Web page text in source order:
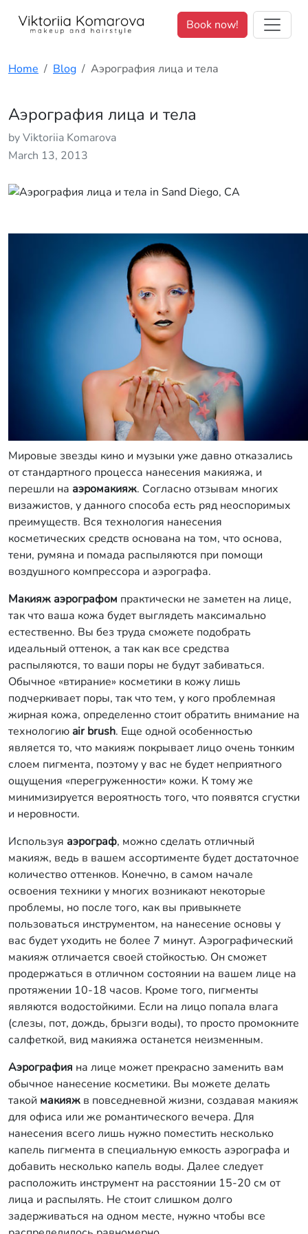
Book now!
Home Blog Аэрография лица и тела
Аэрография лица и тела
by Viktoriia Komarova
March 13, 2013
Мировые звезды кино и музыки уже давно отказались
от стандартного процесса нанесения макияжа, и
перешли на аэромакияж. Согласно отзывам многих
визажистов, у данного способа есть ряд неоспоримых
преимуществ. Вся технология нанесения
косметических средств основана на том, что основа,
тени, румяна и помада распыляются при помощи
воздушного компрессора и аэрографа.
Макияж аэрографом практически не заметен на лице,
так что ваша кожа будет выглядеть максимально
естественно. Вы без труда сможете подобрать
идеальный оттенок, а так как все средства
распыляются, то ваши поры не будут забиваться.
Обычное «втирание» косметики в кожу лишь
подчеркивает поры, так что тем, у кого проблемная
жирная кожа, определенно стоит обратить внимание на
технологию air brush. Еще одной особенностью
является то, что макияж покрывает лицо очень тонким
слоем пигмента, поэтому у вас не будет неприятного
ощущения «перегруженности» кожи. К тому же
минимизируется вероятность того, что появятся сгустки
и неровности.
Используя аэрограф, можно сделать отличный
макияж, ведь в вашем ассортименте будет достаточное
количество оттенков. Конечно, в самом начале
освоения техники у многих возникают некоторые
проблемы, но после того, как вы привыкнете
пользоваться инструментом, на нанесение основы у
вас будет уходить не более 7 минут. Аэрографический
макияж отличается своей стойкостью. Он сможет
продержаться в отличном состоянии на вашем лице на
протяжении 10-18 часов. Кроме того, пигменты
являются водостойкими. Если на лицо попала влага
(слезы, пот, дождь, брызги воды), то просто промокните
салфеткой, вид макияжа останется неизменным.
Аэрография на лице может прекрасно заменить вам
обычное нанесение косметики. Вы можете делать
такой макияж в повседневной жизни, создавая макияж
для офиса или же романтического вечера. Для
нанесения всего лишь нужно поместить несколько
капель пигмента в специальную емкость аэрографа и
добавить несколько капель воды. Далее следует
расположить инструмент на расстоянии 15-20 см от
лица и распылять. Не стоит слишком долго
задерживаться на одном месте, нужно чтобы все
We value your privacy. <p>We use cookies to enhance your